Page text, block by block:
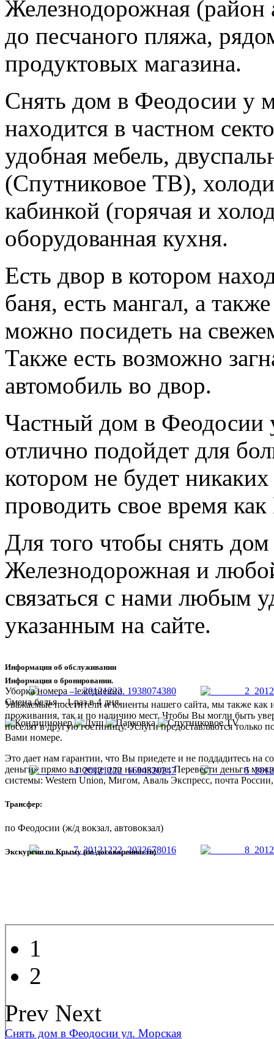
Железнодорожная (район
до песчаного пляжа,
продуктовых магазина.
Снять дом в Феодосии у
находится в частном
удобная мебель,
(Спутниковое ТВ),
кабинкой (горячая и
оборудованная кухня.
Есть двор в котором
баня, есть мангал, а также
можно посидеть на
Также есть возможно
автомобиль во двор.
Частный дом в Феодосии
отлично подойдет для
котором не будет
проводить свое время
Для того чтобы снять
Железнодорожная и
связаться с нами любым
указанным на сайте.
Информация об обслуживании
Уборка номера – ежедневно.
Смена белья – 1 раз в 4 дня.
Информация о бронировании.
Уважаемые посетители и клиенты нашего сайта, мы также
проживания, так и по наличию мест. Чтобы Вы могли быть
поселят в другую гостиницу. Услуги предоставляются
Вами номере.
Это дает нам гарантии, что Вы приедете и не поддадитесь
деньги» прямо в поезде или на вокзале. Перевести деньги
системы: Western Union, Мигом, Аваль Экспресс, почта
Трансфер:
по Феодосии (ж/д вокзал, автовокзал)
Экскурсии по Крыму (по договоренности)
1
2
Prev Next
Снять дом в Феодосии ул. Морская